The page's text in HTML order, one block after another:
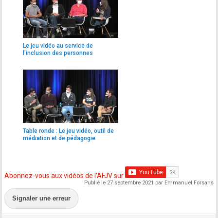
Le jeu vidéo au service de
l'inclusion des personnes
Table ronde : Le jeu vidéo, outil de
médiation et de pédagogie
Abonnez-vous aux vidéos de l'AFJV sur
Publié le 27 septembre 2021 par Emmanuel Forsans
Signaler une erreur